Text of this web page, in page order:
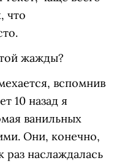
что
жажды?
вспомнив
10 назад я
ванильных
Они, конечно,
раз наслаждалась